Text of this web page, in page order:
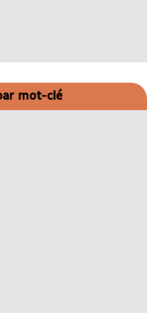
mot-clé